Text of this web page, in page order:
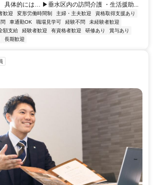
具体的には… ▶垂水区内の訪問介護 ・生活援助...
歓迎 変形労働時間制 主婦・主夫歓迎
資格取得支援あり
車通勤OK 職場見学可 経験不問
未経験者歓迎
額支給 経験者歓迎 有資格者歓迎 研修あり
賞与あり
長期歓迎